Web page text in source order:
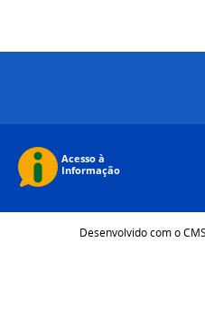
Desenvolvido com o